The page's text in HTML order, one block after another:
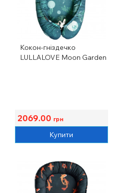
Кокон-гніздечко
LULLALOVE Moon Garden
2069.00 грн
Купити